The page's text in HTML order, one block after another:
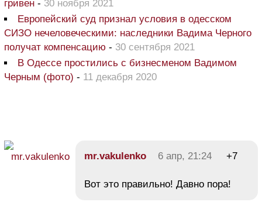
гривен - 30 ноября 2021
Европейский суд признал условия в одесском
СИЗО нечеловеческими: наследники Вадима Черного
получат компенсацию - 30 сентября 2021
В Одессе простились с бизнесменом Вадимом
Черным (фото) - 11 декабря 2020
mr.vakulenko 6 апр, 21:24 +7
Вот это правильно! Давно пора!